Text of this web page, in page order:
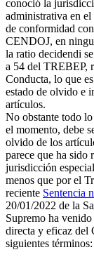
conoció la
administrativa en
de conformidad
CENDOJ, en
la ratio decidendi
a 54 del TREBEP,
Conducta, lo que
estado de olvido e
artículos.
No obstante todo lo
el momento, debe
olvido de los
parece que ha sido
jurisdicción
menos que por el
reciente Sentencia
20/01/2022 de la
Supremo ha
directa y eficaz del
siguientes términos: